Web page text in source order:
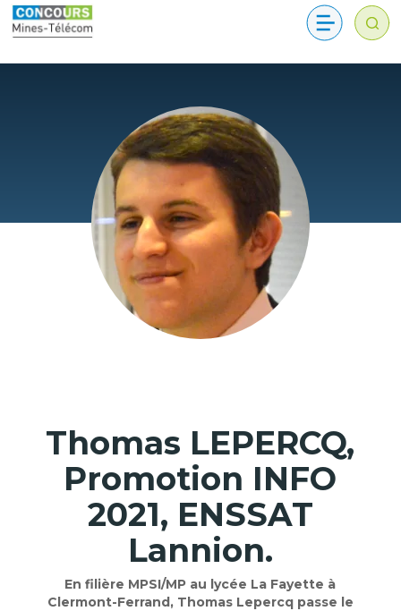
Thomas LEPERCQ,
Promotion INFO
2021, ENSSAT
Lannion.
En filière MPSI/MP au lycée La Fayette à
Clermont-Ferrand, Thomas Lepercq passe le